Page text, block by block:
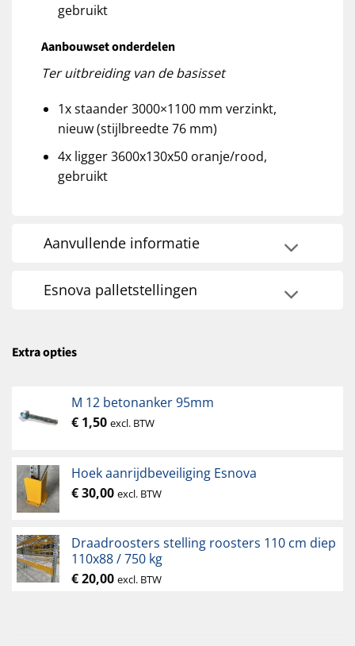
gebruikt
Aanbouwset onderdelen
Ter uitbreiding van de basisset
1x staander 3000×1100 mm verzinkt,
nieuw (stijlbreedte 76 mm)
4x ligger 3600x130x50 oranje/rood,
gebruikt
Aanvullende informatie
Esnova palletstellingen
Extra opties
M 12 betonanker 95mm
€ 1,50 excl. BTW
Hoek aanrijdbeveiliging Esnova
€30,00 excl. BTW
Draadroosters stelling roosters 110 cm diep
110x88 / 750 kg
€20,00 excl. BTW